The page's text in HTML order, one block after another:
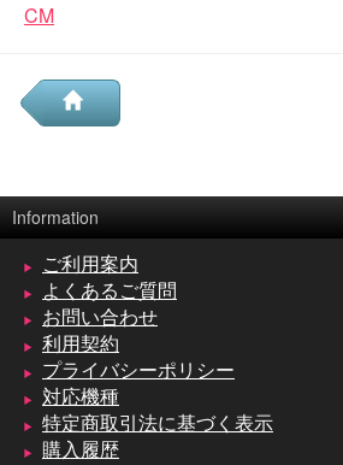
CM
Information
ご利用案内
よくあるご質問
お問い合わせ
利用契約
プライバシーポリシー
対応機種
特定商取引法に基づく表示
購入履歴